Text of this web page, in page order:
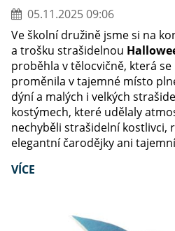
05.11.2025 09:06
Ve školní družině jsme si na
a trošku strašidelnou
proběhla v tělocvičně, která
proměnila v tajemné místo
dýní a malých i velkých
kostýmech, které udělaly
nechyběli strašidelní kostlivci,
elegantní čarodějky ani
VÍCE